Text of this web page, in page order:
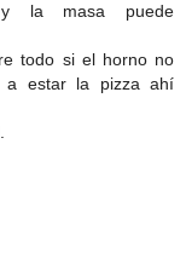
y la masa puede
todo si el horno no
a estar la pizza ahí